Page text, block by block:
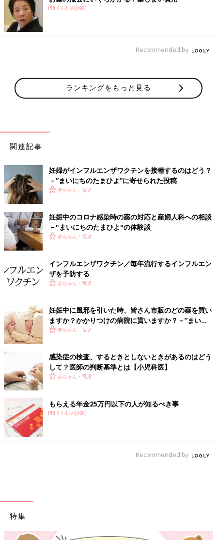
PR(くらしの話題)
Recommended by
ランキングをもっと見る
関連記事
妊婦がインフルエンザワクチンを接種するのはどう？
－”まいにちのたまひよ”に寄せられた投稿
赤ちゃん・育児
妊娠中のコロナ感染時の薬の対応と産婦人科への相談
－"まいにちのたまひよ"の体験談
赤ちゃん・育児
インフルエンザワクチン／毎年流行するインフルエン
ザを予防する
赤ちゃん・育児
妊娠中に風邪を引いた時、皆さん市販のどの薬を買い
ますか？かかりつけの病院に貰いますか？－”まいに
ちのたまひよ”の体験談
赤ちゃん・育児
感染症の検査、するときとしないときがあるのはどう
して？医師の判断基準とは【小児科医】
赤ちゃん・育児
もらえる年金25万円以下の人が知るべき事
PR(くらしの話題)
Recommended by
特集